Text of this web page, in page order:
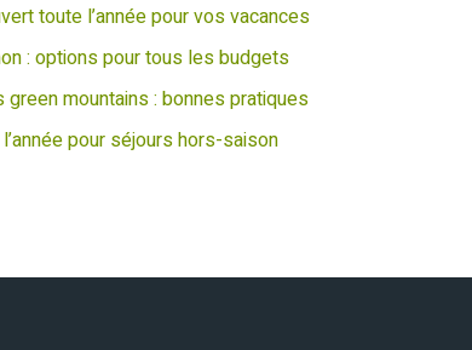
toute l’année pour vos vacances
: options pour tous les budgets
mountains : bonnes pratiques
pour séjours hors-saison